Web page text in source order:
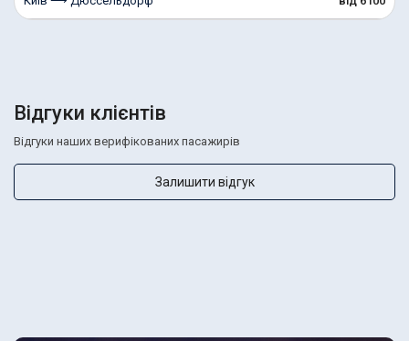
Відгуки клієнтів
Відгуки наших верифікованих пасажирів
Залишити відгук